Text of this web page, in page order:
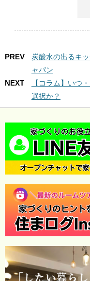
PREV
炭酸水の出るキ
ャパン
NEXT
【コラム】いつ
選択か？